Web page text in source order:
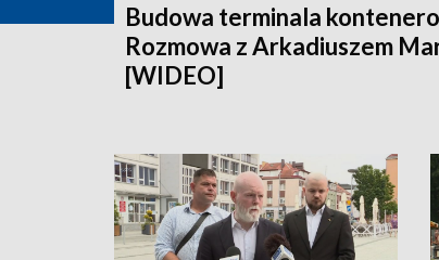
Budowa terminala
Rozmowa z Arkadiuszem
[WIDEO]